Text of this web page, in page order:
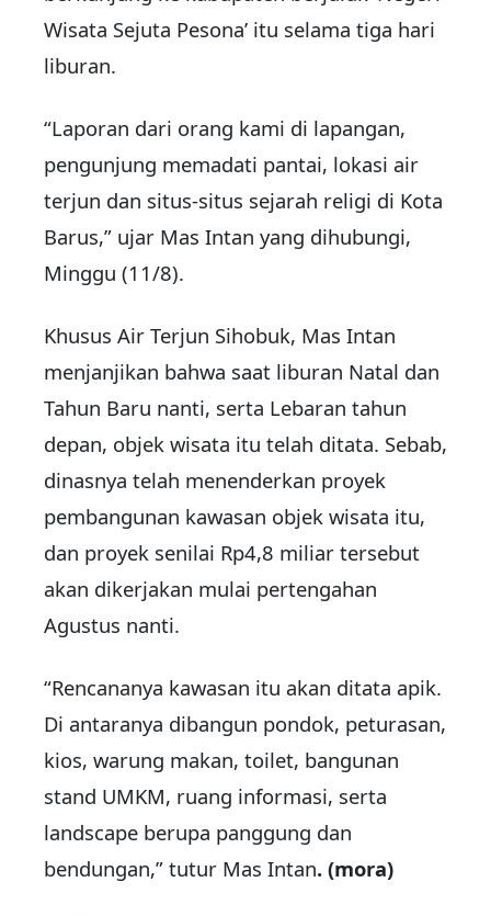
Wisata Sejuta Pesona’ itu selama tiga hari
liburan.
“Laporan dari orang kami di lapangan,
pengunjung memadati pantai, lokasi air
terjun dan situs-situs sejarah religi di Kota
Barus,” ujar Mas Intan yang dihubungi,
Minggu (11/8).
Khusus Air Terjun Sihobuk, Mas Intan
menjanjikan bahwa saat liburan Natal dan
Tahun Baru nanti, serta Lebaran tahun
depan, objek wisata itu telah ditata. Sebab,
dinasnya telah menenderkan proyek
pembangunan kawasan objek wisata itu,
dan proyek senilai Rp4,8 miliar tersebut
akan dikerjakan mulai pertengahan
Agustus nanti.
“Rencananya kawasan itu akan ditata apik.
Di antaranya dibangun pondok, peturasan,
kios, warung makan, toilet, bangunan
stand UMKM, ruang informasi, serta
landscape berupa panggung dan
bendungan,” tutur Mas Intan. (mora)